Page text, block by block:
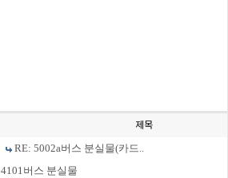
제목
RE: 5002a버스 분실물(카드..
4101버스 분실물